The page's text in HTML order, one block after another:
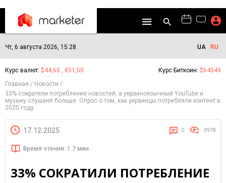
Чт, 6 августа 2026, 15:28 UA RU
Курс валют: $44,65 , €51,50 Курс Биткоин: $64549
Главная
Новости
33% сократили потребление новостей, а украиноязычный YouTube и
музыку слушают больше. Опрос о том, как украинцы потребляли контент в
2025 году
17.12.2025 0 3978
Время чтения: 1.7 мин.
33% СОКРАТИЛИ ПОТРЕБЛЕНИЕ